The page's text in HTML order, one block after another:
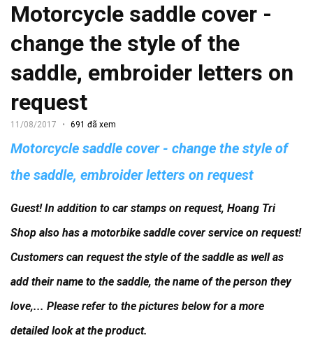
Motorcycle saddle cover -
change the style of the
saddle, embroider letters on
request
11/08/2017 691 đã xem
Motorcycle saddle cover - change the style of
the saddle, embroider letters on request
Guest!In addition to car stamps on request, Hoang Tri
Shop also has a motorbike saddle cover service on request!
Customers can request the style of the saddle as well as
add their name to the saddle, the name of the person they
love,... Please refer to the pictures below for a more
detailed look at the product.